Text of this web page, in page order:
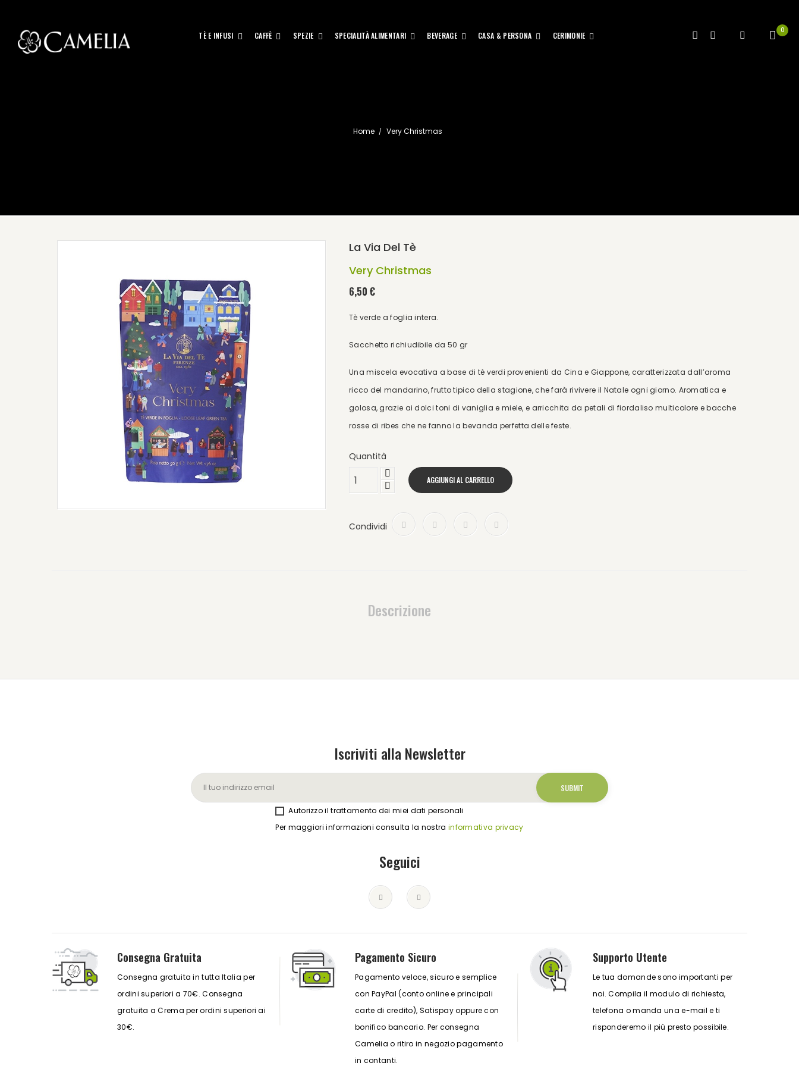
TÈ E INFUSI CAFFÈ SPEZIE SPECIALITÀ ALIMENTARI BEVERAGE CASA & PERSONA CERIMONIE
0
Home Very Christmas
La Via Del Tè
Very Christmas
6,50 €
Tè verde a foglia intera.
Sacchetto richiudibile da 50 gr
Una miscela evocativa a base di tè verdi provenienti da Cina e Giappone, caratterizzata dall’aroma
ricco del mandarino, frutto tipico della stagione, che farà rivivere il Natale ogni giorno. Aromatica e
golosa, grazie ai dolci toni di vaniglia e miele, e arricchita da petali di fiordaliso multicolore e bacche
rosse di ribes che ne fanno la bevanda perfetta delle feste.
Quantità
AGGIUNGI AL CARRELLO
Condividi
Descrizione
Iscriviti alla Newsletter
Autorizzo il trattamento dei miei dati personali
Per maggiori informazioni consulta la nostra informativa privacy
Seguici
Consegna Gratuita
Consegna gratuita in tutta Italia per
ordini superiori a 70€. Consegna
gratuita a Crema per ordini superiori ai
30€.
Pagamento Sicuro
Pagamento veloce, sicuro e semplice
con PayPal (conto online e principali
carte di credito), Satispay oppure con
bonifico bancario. Per consegna
Camelia o ritiro in negozio pagamento
in contanti.
Supporto Utente
Le tua domande sono importanti per
noi. Compila il modulo di richiesta,
telefona o manda una e-mail e ti
risponderemo il più presto possibile.